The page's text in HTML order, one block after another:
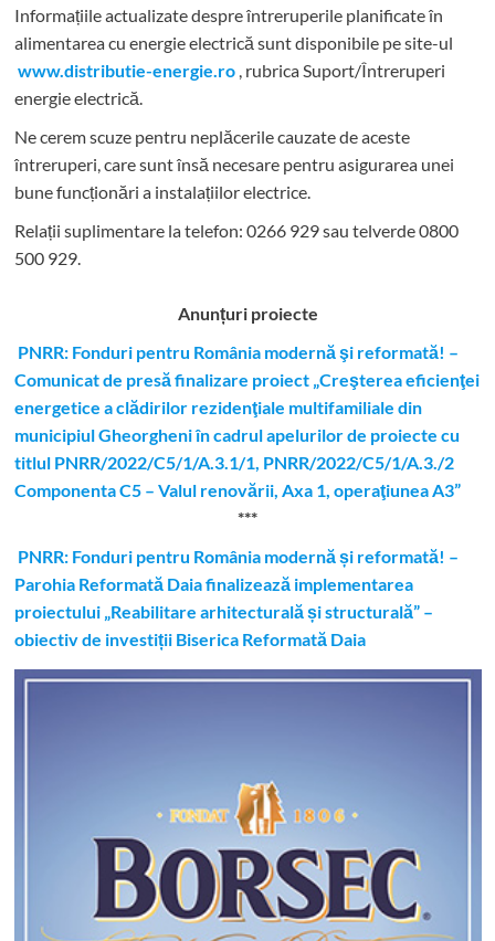
Informațiile actualizate despre întreruperile planificate în
alimentarea cu energie electrică sunt disponibile pe site-ul
www.distributie-energie.ro , rubrica Suport/Întreruperi
energie electrică.
Ne cerem scuze pentru neplăcerile cauzate de aceste
întreruperi, care sunt însă necesare pentru asigurarea unei
bune funcționări a instalațiilor electrice.
Relații suplimentare la telefon: 0266 929 sau telverde 0800
500 929.
Anunțuri proiecte
PNRR: Fonduri pentru România modernă şi reformată! –
Comunicat de presă finalizare proiect „Creşterea eficienţei
energetice a clădirilor rezidenţiale multifamiliale din
municipiul Gheorgheni în cadrul apelurilor de proiecte cu
titlul PNRR/2022/C5/1/A.3.1/1, PNRR/2022/C5/1/A.3./2
Componenta C5 – Valul renovării, Axa 1, operaţiunea A3”
***
PNRR: Fonduri pentru România modernă și reformată! –
Parohia Reformată Daia finalizează implementarea
proiectului „Reabilitare arhitecturală și structurală” –
obiectiv de investiții Biserica Reformată Daia